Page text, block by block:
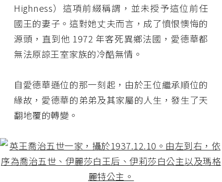
Highness）這項前綴稱謂，並未授予這位前任
國王的妻子。這對她丈夫而言，成了憤恨懊悔的
源頭，直到他 1972 年客死異鄉法國，愛德華都
無法原諒王室家族的冷酷無情。
自愛德華遜位的那一刻起，由於王位繼承順位的
緣故，愛德華的弟弟及其家屬的人生，發生了天
翻地覆的轉變。